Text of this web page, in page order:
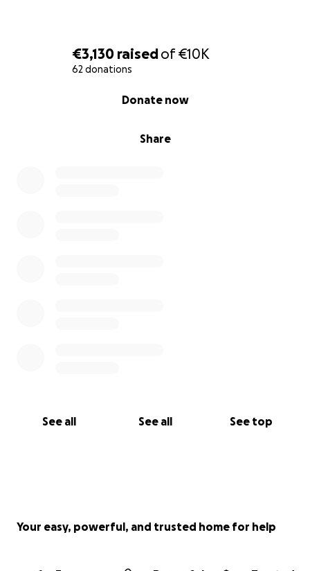
€3,130 raisedof€10K
62 donations
Share
Donate now
See all See all See top
Your easy, powerful, and trusted home for help